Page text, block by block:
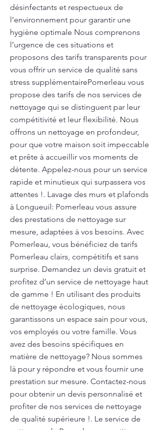
désinfectants et respectueux de
l’environnement pour garantir une
hygiène optimale Nous comprenons
l’urgence de ces situations et
proposons des tarifs transparents pour
vous offrir un service de qualité sans
stress supplémentairePomerleau vous
propose des tarifs de nos services de
nettoyage qui se distinguent par leur
compétitivité et leur flexibilité. Nous
offrons un nettoyage en profondeur,
pour que votre maison soit impeccable
et prête à accueillir vos moments de
détente. Appelez-nous pour un service
rapide et minutieux qui surpassera vos
attentes !. Lavage des murs et plafonds
à Longueuil: Pomerleau vous assure
des prestations de nettoyage sur
mesure, adaptées à vos besoins. Avec
Pomerleau, vous bénéficiez de tarifs
Pomerleau clairs, compétitifs et sans
surprise. Demandez un devis gratuit et
profitez d’un service de nettoyage haut
de gamme ! En utilisant des produits
de nettoyage écologiques, nous
garantissons un espace sain pour vous,
vos employés ou votre famille. Vous
avez des besoins spécifiques en
matière de nettoyage? Nous sommes
là pour y répondre et vous fournir une
prestation sur mesure. Contactez-nous
pour obtenir un devis personnalisé et
profiter de nos services de nettoyage
de qualité supérieure !. Le service de